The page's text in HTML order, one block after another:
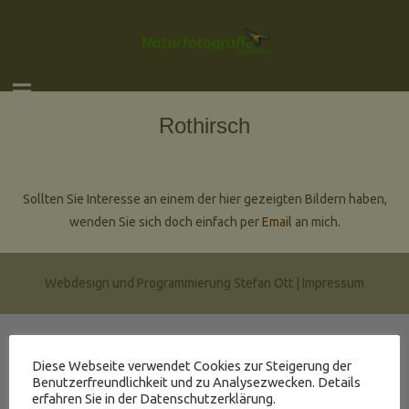
Rothirsch
Sollten Sie Interesse an einem der hier gezeigten Bildern haben,
wenden Sie sich doch einfach perEmail an mich.
Webdesign und Programmierung Stefan Ott | Impressum
Diese Webseite verwendet Cookies zur Steigerung der
Benutzerfreundlichkeit und zu Analysezwecken. Details
erfahren Sie in der Datenschutzerklärung.